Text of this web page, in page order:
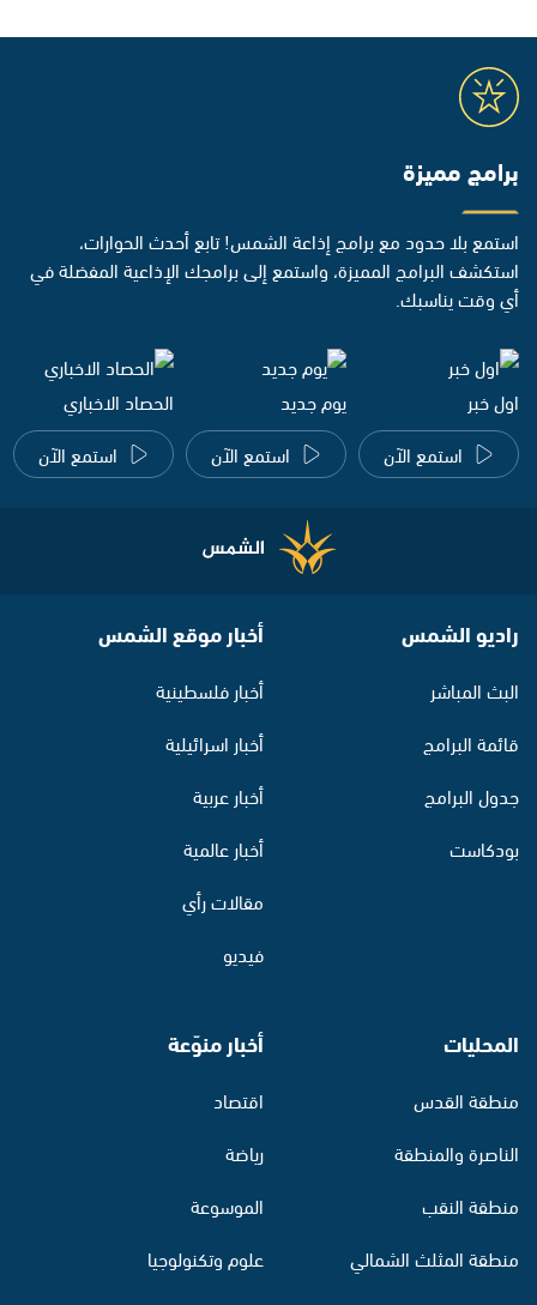
برامج مميزة
استمع بلا حدود مع برامج إذاعة الشمس! تابع أحدث الحوارات،
استكشف البرامج المميزة، واستمع إلى برامجك الإذاعية المفضلة في
أي وقت يناسبك.
اول خبر
استمع الآن
يوم جديد
استمع الآن
الحصاد الاخباري
استمع الآن
راديو الشمس
البث المباشر
قائمة البرامج
جدول البرامج
بودكاست
أخبار موقع الشمس
أخبار فلسطينية
أخبار اسرائيلية
أخبار عربية
أخبار عالمية
مقالات رأي
فيديو
المحليات
منطقة القدس
الناصرة والمنطقة
منطقة النقب
منطقة المثلث الشمالي
أخبار منوّعة
اقتصاد
رياضة
الموسوعة
علوم وتكنولوجيا